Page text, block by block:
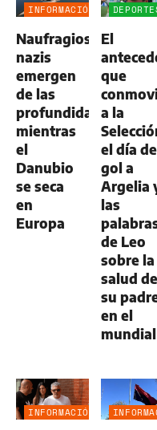
INFORMACIÓN
Naufragios
nazis
emergen
de las
profundidades
mientras
el
Danubio
se seca
en
Europa
El
que
a la
el día
gol a
Argelia
las
de Leo
sobre la
salud de
su
en el
mundial
INFORMACIÓN